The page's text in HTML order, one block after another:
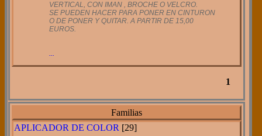
VERTICAL, CON IMAN , BROCHE O VELCRO.
SE PUEDEN HACER PARA PONER EN CINTURON
O DE PONER Y QUITAR. A PARTIR DE 15,00
EUROS.
...
1
Familias
APLICADOR DE COLOR [29]